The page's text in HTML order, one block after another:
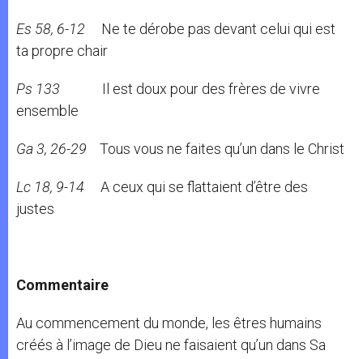
Es 58, 6-12 Ne te dérobe pas devant celui qui est
ta propre chair
Ps 133
Il est doux pour des frères de vivre
ensemble
Ga 3, 26-29 Tous vous ne faites qu’un dans le Christ
Lc 18, 9-14 A ceux qui se flattaient d’être des
justes
Commentaire
Au commencement du monde, les êtres humains
créés à l’image de Dieu ne faisaient qu’un dans Sa